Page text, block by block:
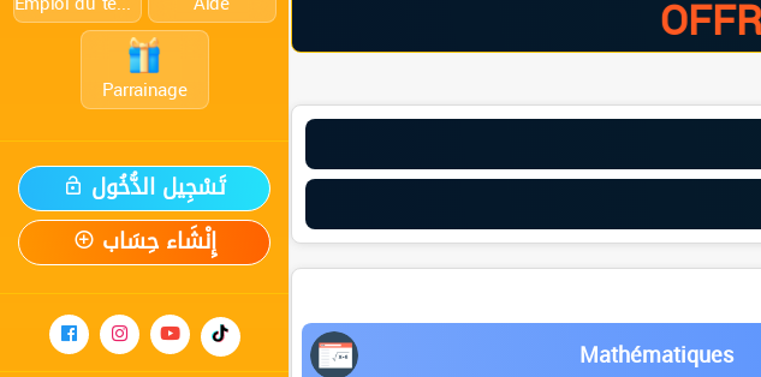
Parrainage
تَسْجِيل الدُّخُول
إِنْشَاء حِسَاب
Mathématiques